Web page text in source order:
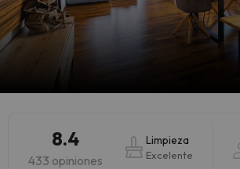
8.4
433 opiniones
Limpieza
Excelente